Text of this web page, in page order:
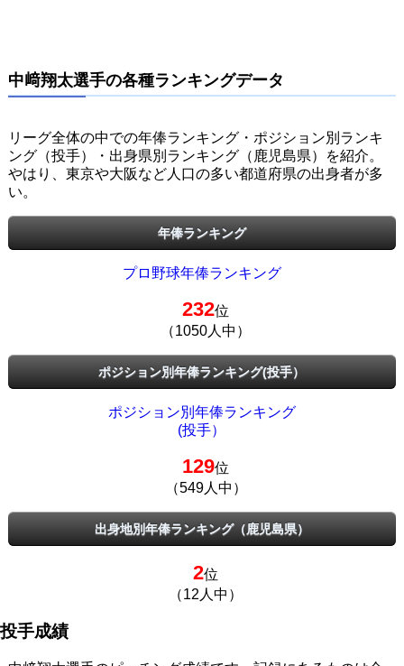
中﨑翔太選手の各種ランキングデータ
リーグ全体の中での年俸ランキング・ポジション別ランキ
ング（投手）・出身県別ランキング（鹿児島県）を紹介。
やはり、東京や大阪など人口の多い都道府県の出身者が多
い。
年俸ランキング
プロ野球年俸ランキング
232位
（1050人中）
ポジション別年俸ランキング(投手）
ポジション別年俸ランキング
(投手）
129位
（549人中）
出身地別年俸ランキング（鹿児島県）
2位
（12人中）
投手成績